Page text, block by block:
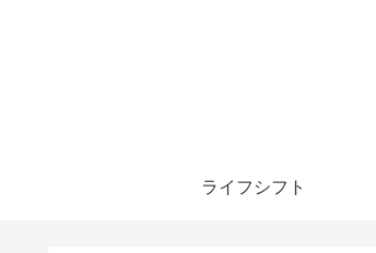
ライフシフト